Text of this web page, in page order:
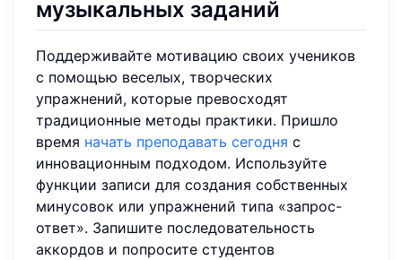
музыкальных заданий
Поддерживайте мотивацию своих учеников
с помощью веселых, творческих
упражнений, которые превосходят
традиционные методы практики. Пришло
время начать преподавать сегодня с
инновационным подходом. Используйте
функции записи для создания собственных
минусовок или упражнений типа «запрос-
ответ». Запишите последовательность
аккордов и попросите студентов